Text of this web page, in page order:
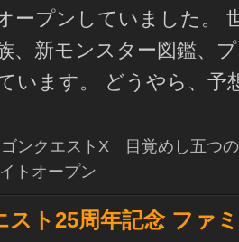
ープンしていました。
、新モンスター図鑑、
います。 どうやら、予
ゴンクエストX 目覚めし五つ
トオープン
スト25周年記念 ファ